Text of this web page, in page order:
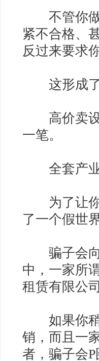
不管你做
紧不合格、
反过来要求
这形成了
高价卖设
一笔。
全套产业
为了让你
了一个假世界
骗子会向
中，一家所
租赁有限公
如果你稍
销，而且一
者，骗子会